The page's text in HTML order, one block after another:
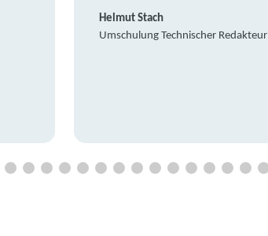
Helmut Stach
Umschulung Technischer Redakteur